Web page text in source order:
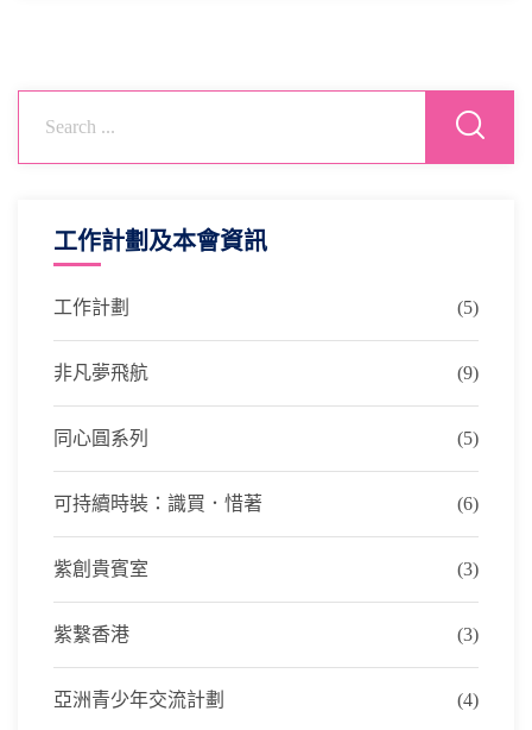
工作計劃及本會資訊
工作計劃 (5)
非凡夢飛航 (9)
同心圓系列 (5)
可持續時裝：識買．惜著 (6)
紫創貴賓室 (3)
紫繫香港 (3)
亞洲青少年交流計劃 (4)